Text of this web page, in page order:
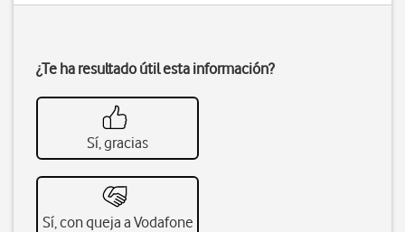
¿Te ha resultado útil esta información?
Sí, gracias
Sí, con queja a Vodafone